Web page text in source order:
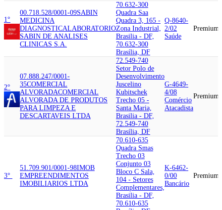
1°
00.718.528/0001-09SABIN
MEDICINA
DIAGNOSTICALABORATORIO
SABIN DE ANALISES
CLINICAS S.A.
70.632-300
Quadra Saa
Quadra 3, 165 -
Zona Industrial,
Brasilia - DF,
70.632-300
Brasília, DF
Q-8640-
2/02
Saúde
Premium
2°
07.888.247/0001-
35COMERCIAL
ALVORADACOMERCIAL
ALVORADA DE PRODUTOS
PARA LIMPEZA E
DESCARTAVEIS LTDA
72.549-740
Setor Polo de
Desenvolvimento
Juscelino
Kubitschek
Trecho 05 -
Santa Maria,
Brasilia - DF,
72.549-740
Brasília, DF
G-4649-
4/08
Comércio
Atacadista
Premium
3°
51.709.901/0001-98IMOB
EMPREENDIMENTOS
IMOBILIARIOS LTDA
70.610-635
Quadra Smas
Trecho 03
Conjunto 03
Bloco C Sala,
104 - Setores
Complementares,
Brasilia - DF,
70.610-635
K-6462-
0/00
Bancário
Premium